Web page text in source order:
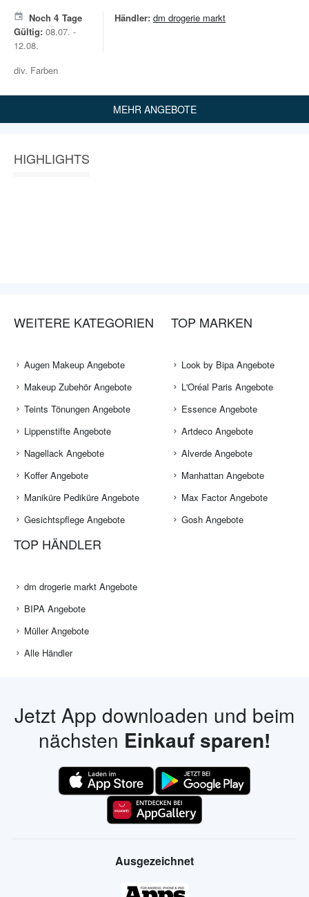
Noch 4 Tage
Gültig: 08.07. -
12.08.
Händler: dm drogerie markt
div. Farben
MEHR ANGEBOTE
HIGHLIGHTS
WEITERE KATEGORIEN
Augen Makeup Angebote
Makeup Zubehör Angebote
Teints Tönungen Angebote
Lippenstifte Angebote
Nagellack Angebote
TOP MARKEN
Look by Bipa Angebote
L'Oréal Paris Angebote
Essence Angebote
Artdeco Angebote
TOP HÄNDLER
Müller Angebote
Alle Händler
Jetzt App downloaden und beim
nächstenEinkauf sparen!